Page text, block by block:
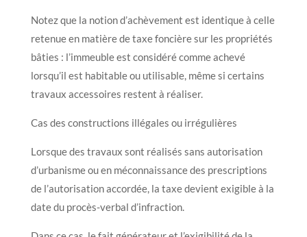
Notez que la notion d’achèvement est identique à celle
retenue en matière de taxe foncière sur les propriétés
bâties : l’immeuble est considéré comme achevé
lorsqu’il est habitable ou utilisable, même si certains
travaux accessoires restent à réaliser.
Cas des constructions illégales ou irrégulières
Lorsque des travaux sont réalisés sans autorisation
d’urbanisme ou en méconnaissance des prescriptions
de l’autorisation accordée, la taxe devient exigible à la
date du procès-verbal d’infraction.